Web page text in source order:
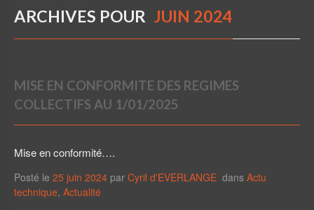
ARCHIVES POUR JUIN 2024
MISE EN CONFORMITE DES REGIMES
COLLECTIFS AU 1/01/2025
Mise en conformité….
Posté le 25 juin 2024 par Cyril d'EVERLANGE dans Actu
technique, Actualité